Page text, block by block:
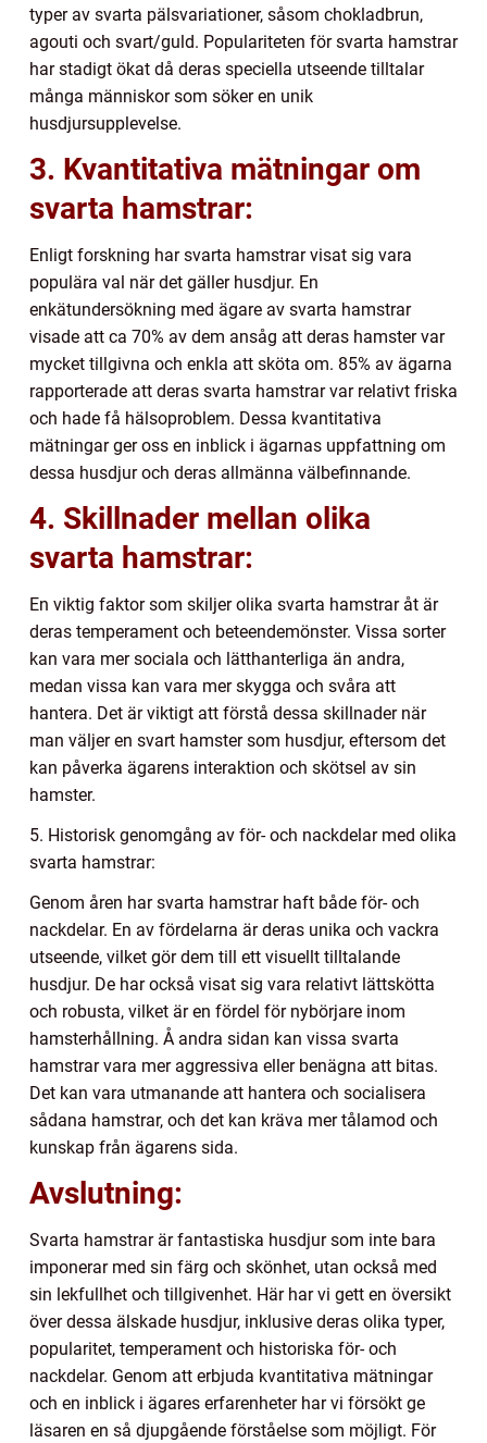
typer av svarta pälsvariationer, såsom chokladbrun,
agouti och svart/guld. Populariteten för svarta hamstrar
har stadigt ökat då deras speciella utseende tilltalar
många människor som söker en unik
husdjursupplevelse.
3. Kvantitativa mätningar om
svarta hamstrar:
Enligt forskning har svarta hamstrar visat sig vara
populära val när det gäller husdjur. En
enkätundersökning med ägare av svarta hamstrar
visade att ca 70% av dem ansåg att deras hamster var
mycket tillgivna och enkla att sköta om. 85% av ägarna
rapporterade att deras svarta hamstrar var relativt friska
och hade få hälsoproblem. Dessa kvantitativa
mätningar ger oss en inblick i ägarnas uppfattning om
dessa husdjur och deras allmänna välbefinnande.
4. Skillnader mellan olika
svarta hamstrar:
En viktig faktor som skiljer olika svarta hamstrar åt är
deras temperament och beteendemönster. Vissa sorter
kan vara mer sociala och lätthanterliga än andra,
medan vissa kan vara mer skygga och svåra att
hantera. Det är viktigt att förstå dessa skillnader när
man väljer en svart hamster som husdjur, eftersom det
kan påverka ägarens interaktion och skötsel av sin
hamster.
5. Historisk genomgång av för- och nackdelar med olika
svarta hamstrar:
Genom åren har svarta hamstrar haft både för- och
nackdelar. En av fördelarna är deras unika och vackra
utseende, vilket gör dem till ett visuellt tilltalande
husdjur. De har också visat sig vara relativt lättskötta
och robusta, vilket är en fördel för nybörjare inom
hamsterhållning. Å andra sidan kan vissa svarta
hamstrar vara mer aggressiva eller benägna att bitas.
Det kan vara utmanande att hantera och socialisera
sådana hamstrar, och det kan kräva mer tålamod och
kunskap från ägarens sida.
Avslutning:
Svarta hamstrar är fantastiska husdjur som inte bara
imponerar med sin färg och skönhet, utan också med
sin lekfullhet och tillgivenhet. Här har vi gett en översikt
över dessa älskade husdjur, inklusive deras olika typer,
popularitet, temperament och historiska för- och
nackdelar. Genom att erbjuda kvantitativa mätningar
och en inblick i ägares erfarenheter har vi försökt ge
läsaren en så djupgående förståelse som möjligt. För